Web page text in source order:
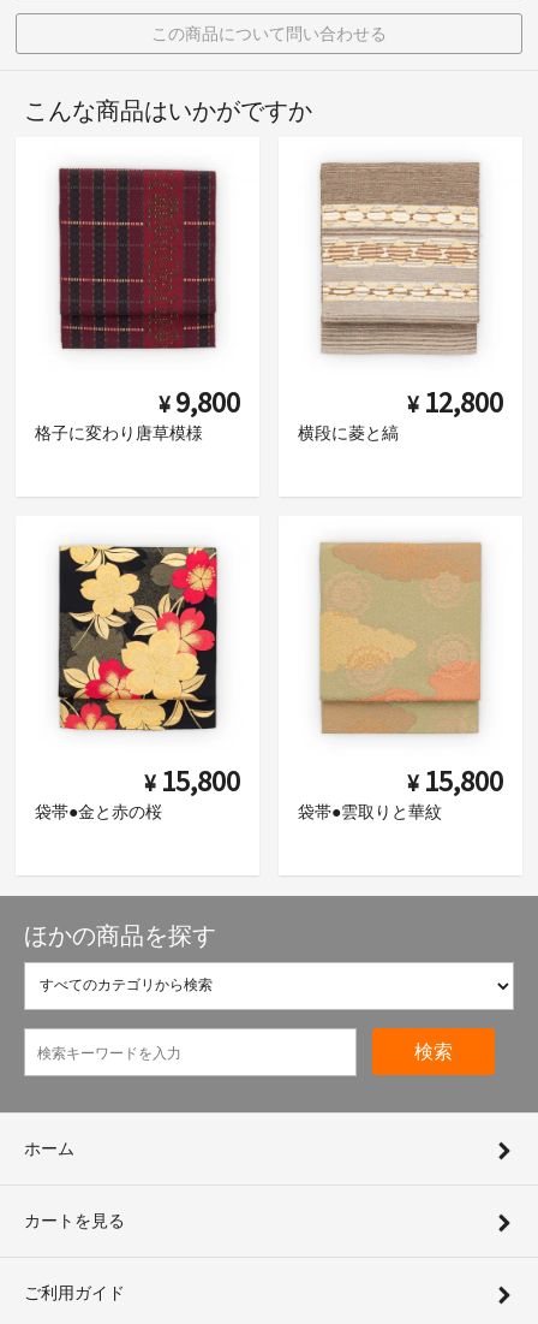
この商品について問い合わせる
こんな商品はいかがですか
¥ 9,800
格子に変わり唐草模様
¥ 12,800
横段に菱と縞
¥ 15,800
袋帯●金と赤の桜
¥ 15,800
袋帯●雲取りと華紋
ほかの商品を探す
検索
ホーム
カートを見る
ご利用ガイド